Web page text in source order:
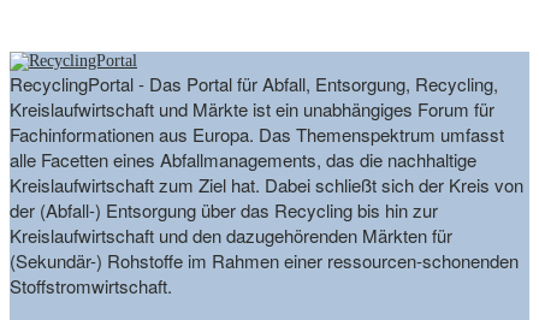
RecyclingPortal - Das Portal für Abfall, Entsorgung, Recycling,
Kreislaufwirtschaft und Märkte ist ein unabhängiges Forum für
Fachinformationen aus Europa. Das Themenspektrum umfasst
alle Facetten eines Abfallmanagements, das die nachhaltige
Kreislaufwirtschaft zum Ziel hat. Dabei schließt sich der Kreis von
der (Abfall-) Entsorgung über das Recycling bis hin zur
Kreislaufwirtschaft und den dazugehörenden Märkten für
(Sekundär-) Rohstoffe im Rahmen einer ressourcen-schonenden
Stoffstromwirtschaft.